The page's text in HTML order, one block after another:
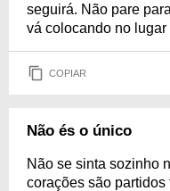
seguirá. Não pare
vá colocando no lugar
COPIAR
Não és o único
Não se sinta sozinho
corações são